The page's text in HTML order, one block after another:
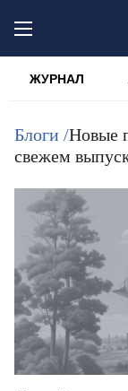
ЖУРНАЛ
Блоги /Новые
свежем